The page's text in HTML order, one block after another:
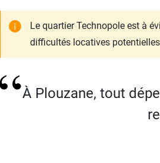
Le quartier Technopole est à
difficultés locatives
À Plouzane, tout